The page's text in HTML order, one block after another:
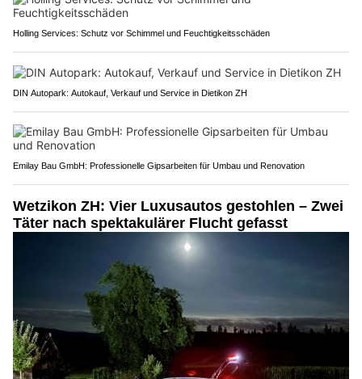
Holling Services: Schutz vor Schimmel und Feuchtigkeitsschäden
DIN Autopark: Autokauf, Verkauf und Service in Dietikon ZH
Emilay Bau GmbH: Professionelle Gipsarbeiten für Umbau und Renovation
Wetzikon ZH: Vier Luxusautos gestohlen – Zwei
Täter nach spektakulärer Flucht gefasst